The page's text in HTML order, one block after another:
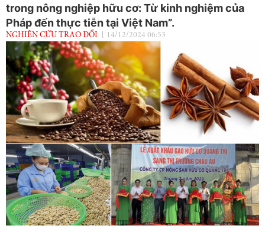
trong nông nghiệp hữu cơ: Từ kinh nghiệm của
Pháp đến thực tiễn tại Việt Nam”.
NGHIÊN CỨU TRAO ĐỔI 14/12/2024 06:53